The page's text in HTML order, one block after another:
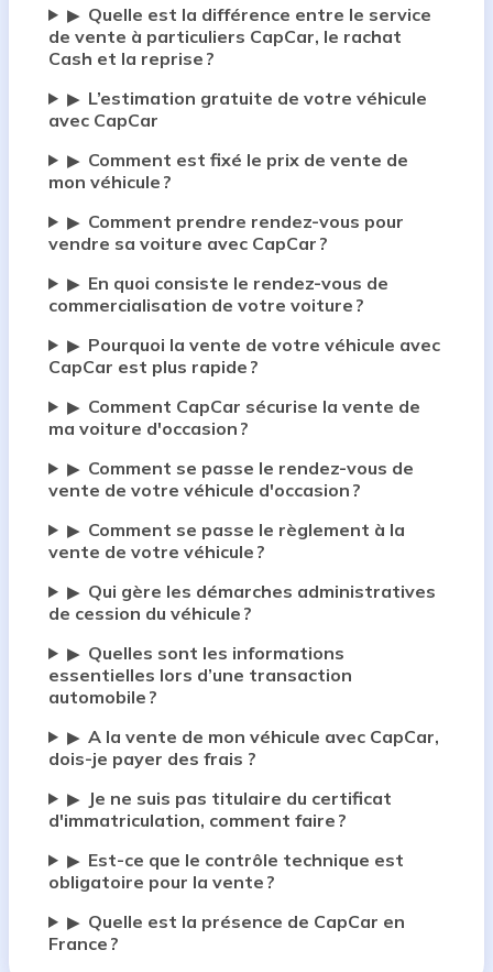
▶ Quelle est la différence entre le service
de vente à particuliers CapCar, le rachat
Cash et la reprise ?
▶ L’estimation gratuite de votre véhicule
avec CapCar
▶ Comment est fixé le prix de vente de
mon véhicule ?
▶ Comment prendre rendez-vous pour
vendre sa voiture avec CapCar ?
▶ En quoi consiste le rendez-vous de
commercialisation de votre voiture ?
▶ Pourquoi la vente de votre véhicule avec
CapCar est plus rapide ?
▶ Comment CapCar sécurise la vente de
ma voiture d'occasion ?
▶ Comment se passe le rendez-vous de
vente de votre véhicule d'occasion ?
▶ Comment se passe le règlement à la
vente de votre véhicule ?
▶ Qui gère les démarches administratives
de cession du véhicule ?
▶ Quelles sont les informations
essentielles lors d’une transaction
automobile ?
▶ A la vente de mon véhicule avec CapCar,
dois-je payer des frais ?
▶
Je ne suis pas titulaire du certificat
d'immatriculation, comment faire ?
▶ Est-ce que le contrôle technique est
obligatoire pour la vente ?
▶ Quelle est la présence de CapCar en
France ?